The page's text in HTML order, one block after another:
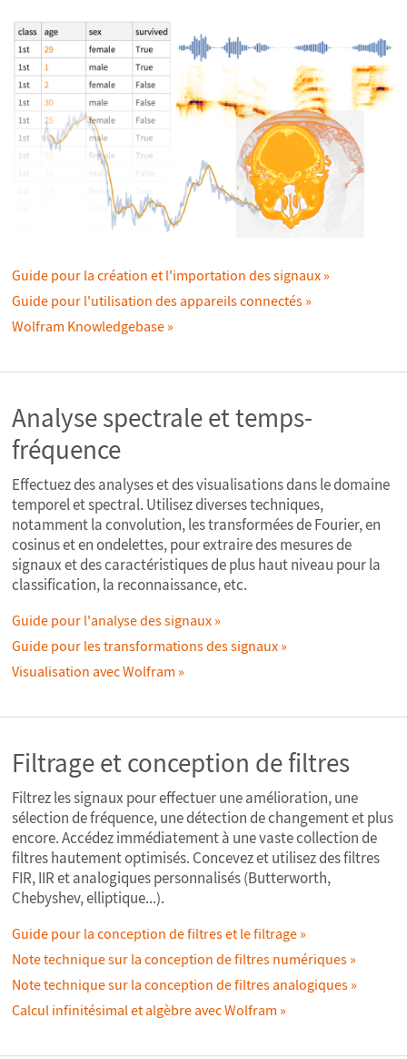
Guide pour la création et l'importation des signaux
Guide pour l'utilisation des appareils connectés
Wolfram Knowledgebase
Analyse spectrale et temps-
fréquence
Effectuez des analyses et des visualisations dans le domaine
temporel et spectral. Utilisez diverses techniques,
notamment la convolution, les transformées de Fourier, en
cosinus et en ondelettes, pour extraire des mesures de
signaux et des caractéristiques de plus haut niveau pour la
classification, la reconnaissance, etc.
Guide pour l'analyse des signaux
Guide pour les transformations des signaux
Visualisation avec Wolfram
Filtrage et conception de filtres
Filtrez les signaux pour effectuer une amélioration, une
sélection de fréquence, une détection de changement et plus
encore. Accédez immédiatement à une vaste collection de
filtres hautement optimisés. Concevez et utilisez des filtres
FIR, IIR et analogiques personnalisés (Butterworth,
Chebyshev, elliptique...).
Guide pour la conception de filtres et le filtrage
Note technique sur la conception de filtres numériques
Note technique sur la conception de filtres analogiques
Calcul infinitésimal et algèbre avec Wolfram